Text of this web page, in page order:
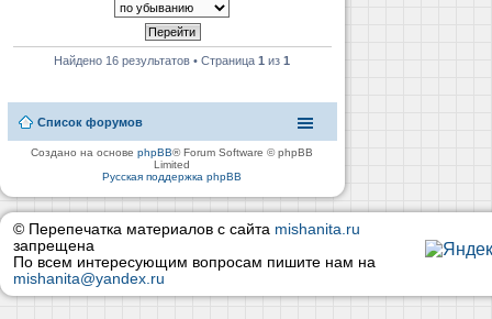
Найдено 16 результатов • Страница1 из1
Список форумов
Создано на основеphpBB® Forum Software © phpBB
Limited
Русская поддержка phpBB
© Перепечатка материалов с сайта mishanita.ru
запрещена
По всем интересующим вопросам пишите нам на
mishanita@yandex.ru